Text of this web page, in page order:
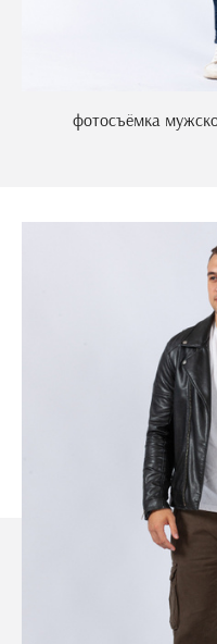
фотосъёмка